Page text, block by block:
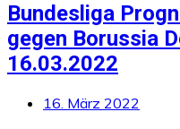
Bundesliga
gegen Borussia
16.03.2022
16. März 2022